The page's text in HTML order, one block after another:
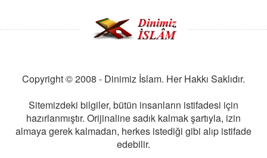
Copyright © 2008 - Dinimiz İslam. Her Hakkı Saklıdır.
Sitemizdeki bilgiler, bütün insanların istifadesi için
hazırlanmıştır. Orijinaline sadık kalmak şartıyla, izin
almaya gerek kalmadan, herkes istediği gibi alıp istifade
edebilir.